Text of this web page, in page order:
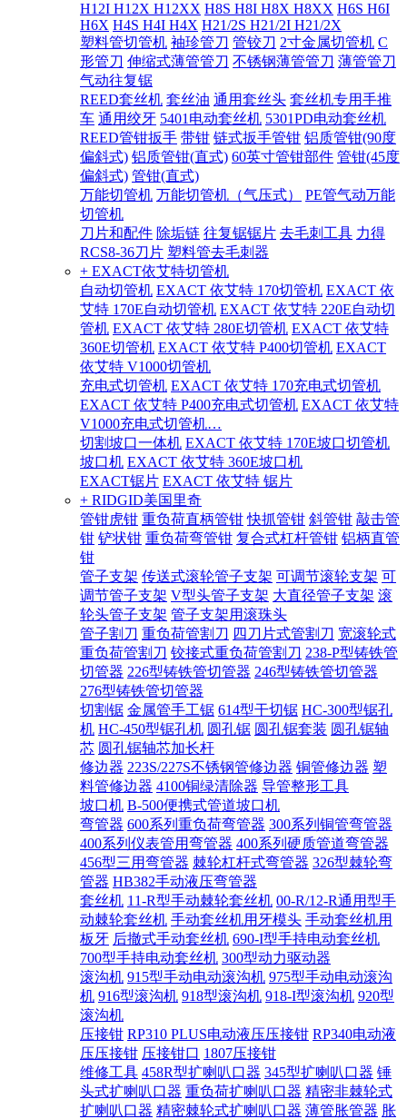
H12I H12X H12XX H8S H8I H8X H8XX H6S H6I
H6X H4S H4I H4X H21/2S H21/2I H21/2X
塑料管切管机 袖珍管刀 管铰刀 2寸金属切管机 C
形管刀 伸缩式薄管管刀 不锈钢薄管管刀 薄管管刀
气动往复锯
REED套丝机 套丝油 通用套丝头 套丝机专用手推
车 通用绞牙 5401电动套丝机 5301PD电动套丝机
REED管钳扳手 带钳 链式扳手管钳 铝质管钳(90度
偏斜式) 铝质管钳(直式) 60英寸管钳部件 管钳(45度
偏斜式) 管钳(直式)
万能切管机 万能切管机（气压式）
PE管气动万能
切管机
刀片和配件 除垢链 往复锯锯片 去毛刺工具 力得
RCS8-36刀片 塑料管去毛刺器
+ EXACT依艾特切管机
自动切管机 EXACT 依艾特 170切管机 EXACT 依
艾特 170E自动切管机 EXACT 依艾特 220E自动切
管机 EXACT 依艾特 280E切管机 EXACT 依艾特
360E切管机 EXACT 依艾特 P400切管机 EXACT
依艾特 V1000切管机
充电式切管机 EXACT 依艾特 170充电式切管机
EXACT 依艾特 P400充电式切管机 EXACT 依艾特
V1000充电式切管机…
切割坡口一体机 EXACT 依艾特 170E坡口切管机
坡口机 EXACT 依艾特 360E坡口机
EXACT锯片 EXACT 依艾特 锯片
+ RIDGID美国里奇
管钳虎钳 重负荷直柄管钳 快抓管钳 斜管钳 敲击管
钳 铲状钳 重负荷弯管钳 复合式杠杆管钳 铝柄直管
钳
管子支架 传送式滚轮管子支架 可调节滚轮支架 可
调节管子支架 V型头管子支架 大直径管子支架 滚
轮头管子支架 管子支架用滚珠头
管子割刀 重负荷管割刀 四刀片式管割刀 宽滚轮式
重负荷管割刀 铰接式重负荷管割刀 238-P型铸铁管
切管器 226型铸铁管切管器 246型铸铁管切管器
276型铸铁管切管器
切割锯 金属管手工锯 614型干切锯 HC-300型锯孔
机 HC-450型锯孔机 圆孔锯 圆孔锯套装 圆孔锯轴
芯 圆孔锯轴芯加长杆
修边器 223S/227S不锈钢管修边器 铜管修边器 塑
料管修边器 4100铜绿清除器 导管整形工具
坡口机 B-500便携式管道坡口机
弯管器 600系列重负荷弯管器 300系列铜管弯管器
400系列仪表管用弯管器 400系列硬质管道弯管器
456型三用弯管器 棘轮杠杆式弯管器 326型棘轮弯
管器 HB382手动液压弯管器
套丝机 11-R型手动棘轮套丝机 00-R/12-R通用型手
动棘轮套丝机 手动套丝机用牙模头 手动套丝机用
板牙 后撤式手动套丝机 690-I型手持电动套丝机
700型手持电动套丝机 300型动力驱动器
滚沟机 915型手动电动滚沟机 975型手动电动滚沟
机 916型滚沟机 918型滚沟机 918-I型滚沟机 920型
滚沟机
压接钳 RP310 PLUS电动液压压接钳 RP340电动液
压压接钳 压接钳口 1807压接钳
维修工具 458R型扩喇叭口器 345型扩喇叭口器 锤
头式扩喇叭口器 重负荷扩喇叭口器 精密非棘轮式
扩喇叭口器 精密棘轮式扩喇叭口器 薄管胀管器 胀